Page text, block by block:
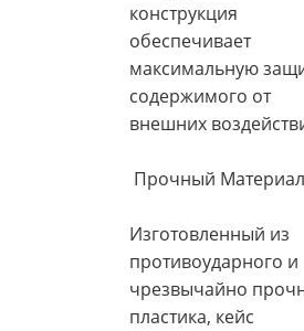
конструкция
обеспечивает
максимальную
содержимого от
внешних
Прочный Материал
Изготовленный из
противоударного и
чрезвычайно
пластика, кейс